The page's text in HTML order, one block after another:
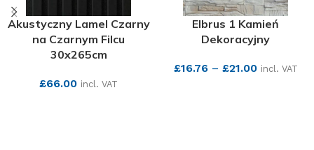
Akustyczny Lamel Czarny
na Czarnym Filcu
30x265cm
£66.00 incl. VAT
Elbrus 1 Kamień
Dekoracyjny
£16.76– £21.00 incl. VAT